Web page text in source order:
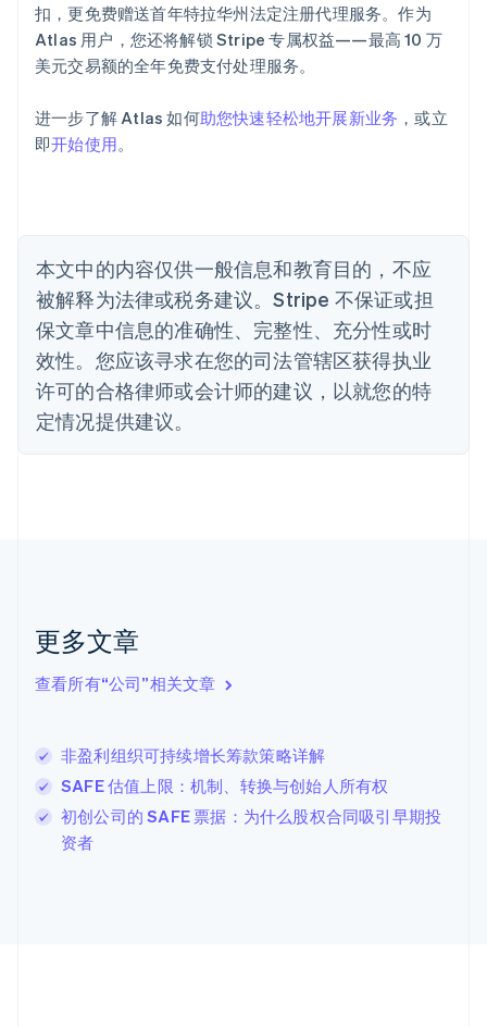
扣，更免费赠送首年特拉华州法定注册代理服务。作为
Atlas 用户，您还将解锁 Stripe 专属权益——最高 10 万
美元交易额的全年免费支付处理服务。
进一步了解 Atlas 如何助您快速轻松地开展新业务 ，或立
即开始使用。
本文中的内容仅供一般信息和教育目的，不应
被解释为法律或税务建议。Stripe 不保证或担
保文章中信息的准确性、完整性、充分性或时
效性。您应该寻求在您的司法管辖区获得执业
许可的合格律师或会计师的建议，以就您的特
定情况提供建议。
更多文章
查看所有“公司”相关文章
非盈利组织可持续增长筹款策略详解
SAFE 估值上限：机制、转换与创始人所有权
初创公司的 SAFE 票据：为什么股权合同吸引早期投
资者
English
奥地利
Deutsch English
澳大利亚
巴西
Português
保加利亚
English
丹麦
English
德国
DeutschEnglish
法国
FrançaisEnglish
芬兰
EnglishSvenska
English Italiano
拉脱维亚
立陶宛
DeutschEnglish
卢森堡
Français Deutsch English
罗马尼亚
English